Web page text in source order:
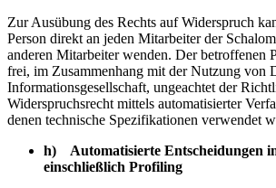
Zur Ausübung des Rechts auf Widerspruch
Person direkt an jeden Mitarbeiter der
anderen Mitarbeiter wenden. Der betroffenen
frei, im Zusammenhang mit der Nutzung von
Informationsgesellschaft, ungeachtet der
Widerspruchsrecht mittels automatisierter
denen technische Spezifikationen verwendet
h) Automatisierte Entscheidungen
einschließlich Profiling